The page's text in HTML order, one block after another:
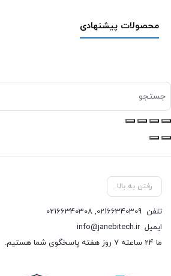
محصولات پیشنهادی
رفتن به بالا
تلفن 02166340309
,
02166340308
ایمیلinfo@janebitech.ir
ما 24 ساعته 7 روز هفته پاسخگوی شما هستیم.